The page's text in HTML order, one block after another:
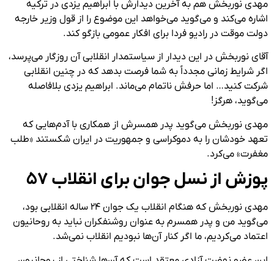
مهدی نوربخش هم به آخرین دیدارش با ابراهیم یزدی در ترکیه
اشاره می‌کند و می‌گوید می‌خواهد این موضوع را از قول وزیر خارجه
دولت موقت در رادیو فردا برای افکار عمومی بازگو کند.
آقای نوربخش در این دیدار از سیاستمدار انقلابی آن روزگار می‌پرسد،
اگر شرایط زمانی مجدداً به شما فرصت بدهد که در چنین انقلابی
شرکت کنید… اما حرفش ناتمام می‌ماند. ابراهیم یزدی بلافاصله
می‌گوید، هرگز!
مهدی نوربخش می‌گوید پدر همسرش از همکاری با آدم‌هایی که
تعهد خودشان را به دموکراسی و جمهوریت در ایران شکستند «طلب
مغفرت» می‌کرد.
پوزش از نسل جوان برای انقلاب ۵۷
مهدی نوربخش که هنگام انقلاب یک جوان ۲۴ ساله انقلابی بود،
می‌گوید من و پدر همسرم به عنوان روشنفکران نباید به روحانیون
اعتماد می‌کردیم، ما اگر کنار آن‌ها نبودیم انقلاب نمی‌شد.